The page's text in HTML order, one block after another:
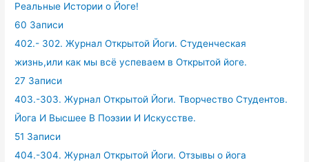
Реальные Истории о Йоге!
60 Записи
402.- 302. Журнал Открытой Йоги. Студенческая
жизнь,или как мы всё успеваем в Открытой йоге.
27 Записи
403.-303. Журнал Открытой Йоги. Творчество Студентов.
Йога И Высшее В Поэзии И Искусстве.
51 Записи
404.-304. Журнал Открытой Йоги. Отзывы о йога